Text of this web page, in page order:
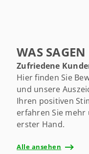
WAS
Zufriedene
Hier finden Sie
und unsere
Ihren positiven
erfahren Sie mehr
erster Hand.
Alle ansehen